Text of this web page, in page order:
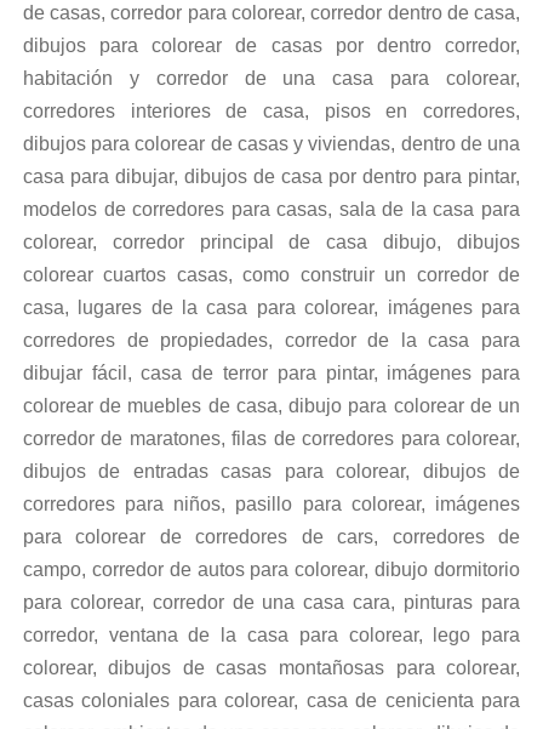
de casas, corredor para colorear, corredor dentro de casa,
dibujos para colorear de casas por dentro corredor,
habitación y corredor de una casa para colorear,
corredores interiores de casa, pisos en corredores,
dibujos para colorear de casas y viviendas, dentro de una
casa para dibujar, dibujos de casa por dentro para pintar,
modelos de corredores para casas, sala de la casa para
colorear, corredor principal de casa dibujo, dibujos
colorear cuartos casas, como construir un corredor de
casa, lugares de la casa para colorear, imágenes para
corredores de propiedades, corredor de la casa para
dibujar fácil, casa de terror para pintar, imágenes para
colorear de muebles de casa, dibujo para colorear de un
corredor de maratones, filas de corredores para colorear,
dibujos de entradas casas para colorear, dibujos de
corredores para niños, pasillo para colorear, imágenes
para colorear de corredores de cars, corredores de
campo, corredor de autos para colorear, dibujo dormitorio
para colorear, corredor de una casa cara, pinturas para
corredor, ventana de la casa para colorear, lego para
colorear, dibujos de casas montañosas para colorear,
casas coloniales para colorear, casa de cenicienta para